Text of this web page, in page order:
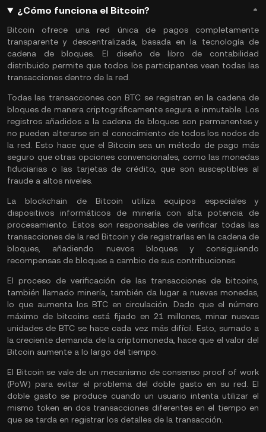
¿Cómo funciona el Bitcoin?
Bitcoin ofrece una red única de pagos completamente
transparente y descentralizada, basada en la tecnología de
cadena de bloques . El diseño de libro de contabilidad
distribuido permite que todos los participantes vean todas las
transacciones dentro de la red.
Todas las transacciones con BTC se registran en la cadena de
bloques de manera criptográficamente segura e inmutable. Los
registros añadidos a la cadena de bloques son permanentes y
no pueden alterarse sin el conocimiento de todos los nodos de
la red. Esto hace que el Bitcoin sea un método de pago más
seguro que otras opciones convencionales, como las monedas
fiduciarias o las tarjetas de crédito, que son susceptibles al
fraude a altos niveles.
La blockchain de Bitcoin utiliza equipos especiales y
dispositivos informáticos de minería con alta potencia de
procesamiento. Estos son responsables de verificar todas las
transacciones de la red Bitcoin y de registrarlas en la cadena de
bloques, añadiendo nuevos bloques y consiguiendo
recompensas de bloques a cambio de sus contribuciones.
El proceso de verificación de las transacciones de bitcoins,
también llamado minería, también da lugar a nuevas monedas,
lo que aumenta los BTC en circulación. Dado que el número
máximo de bitcoins está fijado en 21 millones, minar nuevas
unidades de BTC se hace cada vez más difícil. Esto, sumado a
la creciente demanda de la criptomoneda, hace que el valor del
Bitcoin aumente a lo largo del tiempo.
El Bitcoin se vale de un mecanismo de consenso proof of work
(PoW) para evitar el problema del doble gasto en su red. El
doble gasto se produce cuando un usuario intenta utilizar el
mismo token en dos transacciones diferentes en el tiempo en
que se tarda en registrar los detalles de la transacción.